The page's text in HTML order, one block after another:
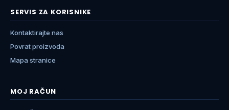
SERVIS ZA KORISNIKE
Kontaktirajte nas
Povrat proizvoda
Mapa stranice
MOJ RAČUN